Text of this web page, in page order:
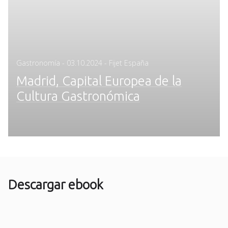
Gastronomía - Posted
03.10.2024 - Fijet España
Madrid, Capital Europea de la
Cultura Gastronómica
Descargar ebook